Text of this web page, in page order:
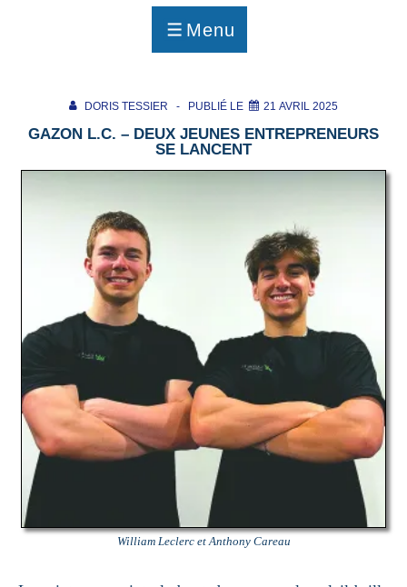
Menu
MENU
DORIS TESSIER PUBLIÉ LE 21 AVRIL 2025
GAZON L.C. – DEUX JEUNES ENTREPRENEURS
SE LANCENT
William Leclerc et Anthony Careau